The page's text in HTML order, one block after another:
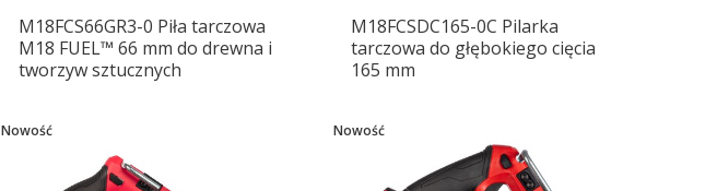
Nowość
M18FCS66GR3-0 Piła tarczowa
M18 FUEL™ 66 mm do drewna i
tworzyw sztucznych
Nowość
M18FCSDC165-0C Pilarka
tarczowa do głębokiego cięcia
165 mm